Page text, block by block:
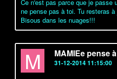
Ce n'est pas parce que je passe
ne pense pas à toi. Tu resteras
Bisous dans les nuages!!!
M MAMIEe pense
31-12-2014 11:15:00